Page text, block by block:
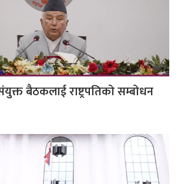
बैठकलाई राष्ट्रपतिको सम्बोधन